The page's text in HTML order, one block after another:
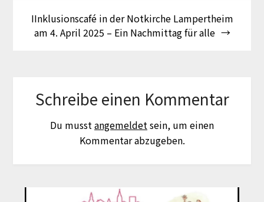
IInklusionscafé in der Notkirche Lampertheim
am 4. April 2025 – Ein Nachmittag für alle
Schreibe einen Kommentar
Du musst angemeldet sein, um einen
Kommentar abzugeben.